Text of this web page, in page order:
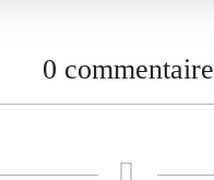
0 commentaire